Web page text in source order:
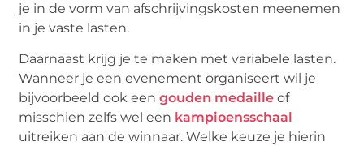
je in de vorm van afschrijvingskosten meenemen
in je vaste lasten.
Daarnaast krijg je te maken met variabele lasten.
Wanneer je een evenement organiseert wil je
bijvoorbeeld ook eengouden medaille of
misschien zelfs wel een kampioensschaal
uitreiken aan de winnaar. Welke keuze je hierin